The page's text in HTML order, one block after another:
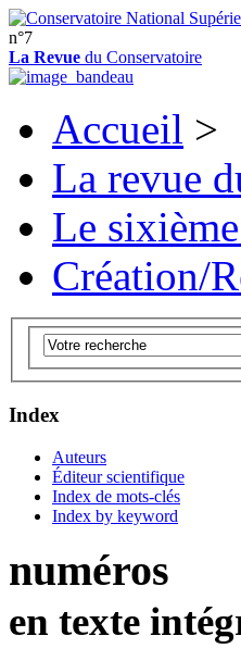
n°7
La Revue du Conservatoire
Accueil >
La revue
Le
Création/
Index
Auteurs
Éditeur scientifique
Index de mots-clés
Index by keyword
numéros
en texte